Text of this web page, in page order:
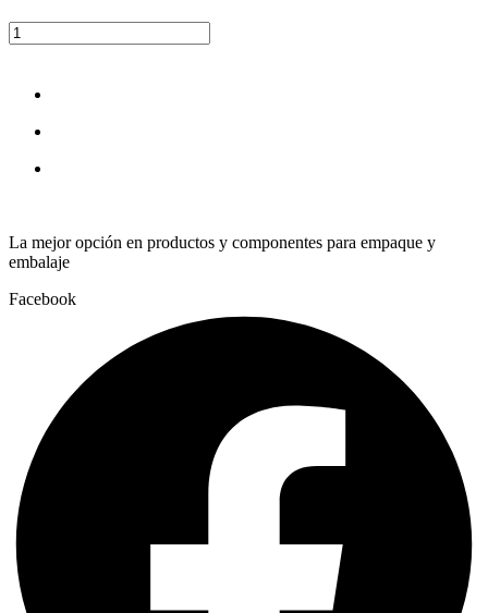
Roll
pin,
long
La mejor opción en productos y componentes para empaque y
embalaje
Facebook